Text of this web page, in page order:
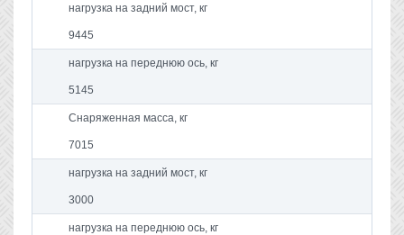
нагрузка на задний мост, кг
9445
нагрузка на переднюю ось, кг
5145
Снаряженная масса, кг
7015
нагрузка на задний мост, кг
3000
нагрузка на переднюю ось, кг